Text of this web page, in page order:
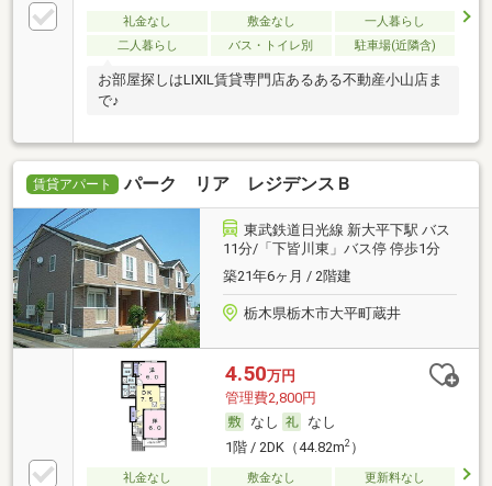
礼金なし 敷金なし
一人暮らし
二人暮らし
バス・トイレ別 駐車場(近隣含)
お部屋探しはLIXIL賃貸専門店あるある不動産小山店ま
で♪
賃貸アパート パーク リア レジデンスＢ
東武鉄道日光線 新大平下駅 バス
11分/「下皆川東」バス停 停歩1分
築21年6ヶ月 / 2階建
栃木県栃木市大平町蔵井
4.50万円
管理費2,800円
なし
なし
1階 / 2DK（44.82m2）
礼金なし 敷金なし
更新料なし